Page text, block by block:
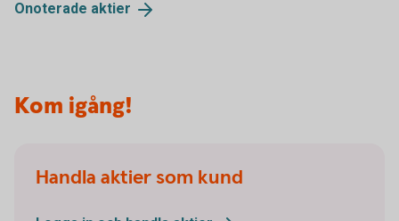
Onoterade aktier
Kom igång!
Handla aktier som kund